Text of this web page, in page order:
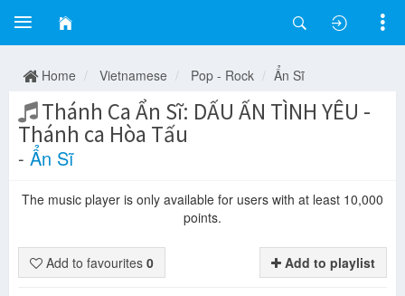
Home Vietnamese Pop - Rock Ẩn Sĩ
Thánh Ca Ẩn Sĩ: DẤU ẤN TÌNH YÊU -
Thánh ca Hòa Tấu
- Ẩn Sĩ
The music player is only available for users with at least 10,000
points.
Add to favourites 0 Add to playlist